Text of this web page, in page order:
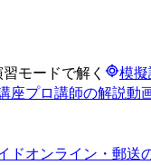
習モードで解く 模擬
座プロ講師の解説動
ドオンライン・郵送